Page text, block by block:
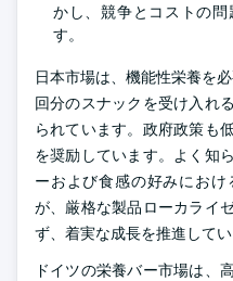
かし、競争とコストの
す。
日本市場は、機能性栄養を
回分のスナックを受け入れ
られています。政府政策も
を奨励しています。よく知
ーおよび食感の好みにお
が、厳格な製品ローカライ
ず、着実な成長を推進してい
ドイツの栄養バー市場は、